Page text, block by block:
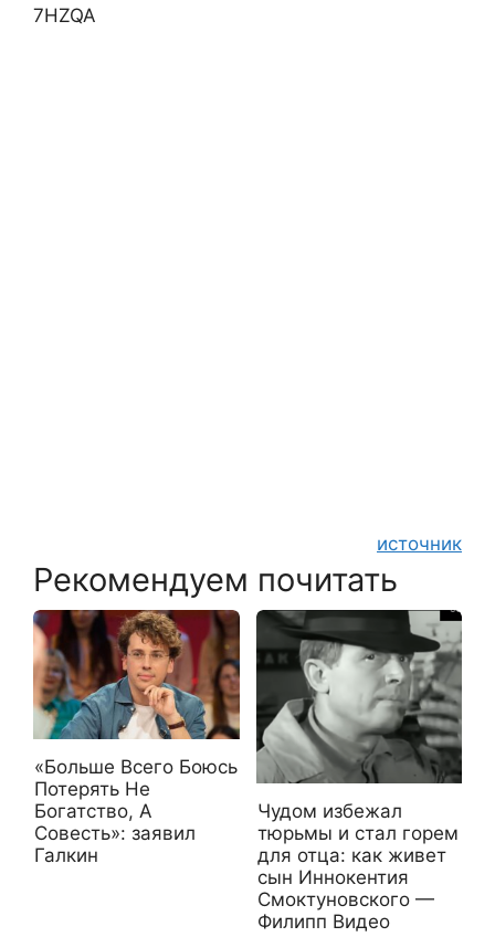
7HZQA
источник
Рекомендуем почитать
«Больше Всего Боюсь
Потерять Не
Богатство, А
Совесть»: заявил
Галкин
Чудом избежал
тюрьмы и стал горем
для отца: как живет
сын Иннокентия
Смоктуновского —
Филипп Видео